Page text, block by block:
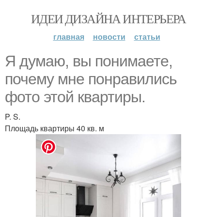
ИДЕИ ДИЗАЙНА ИНТЕРЬЕРА
главная новости статьи
Я думаю, вы понимаете,
почему мне понравились
фото этой квартиры.
P. S.
Площадь квартиры 40 кв. м